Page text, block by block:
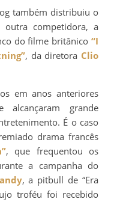
também distribuiu o
competidora, a
do filme britânico“I
, da diretora Clio
em anos anteriores
alcançaram grande
É o caso
drama francês
, que frequentou os
a campanha do
, a pitbull de “Era
troféu foi recebido